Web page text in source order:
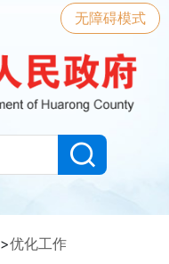
无障碍模式
>优化工作